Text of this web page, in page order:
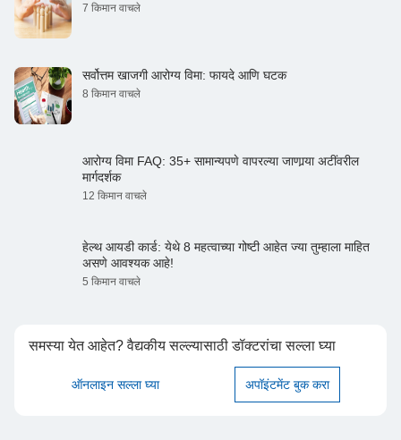
7 किमान वाचले
सर्वोत्तम खाजगी आरोग्य विमा: फायदे आणि घटक
8 किमान वाचले
आरोग्य विमा FAQ: 35+ सामान्यपणे वापरल्या जाणार्‍या अटींवरील
मार्गदर्शक
12 किमान वाचले
हेल्थ आयडी कार्ड: येथे 8 महत्वाच्या गोष्टी आहेत ज्या तुम्हाला माहित
असणे आवश्यक आहे!
5 किमान वाचले
समस्या येत आहेत? वैद्यकीय सल्ल्यासाठी डॉक्टरांचा सल्ला घ्या
ऑनलाइन सल्ला घ्या अपॉइंटमेंट बुक करा